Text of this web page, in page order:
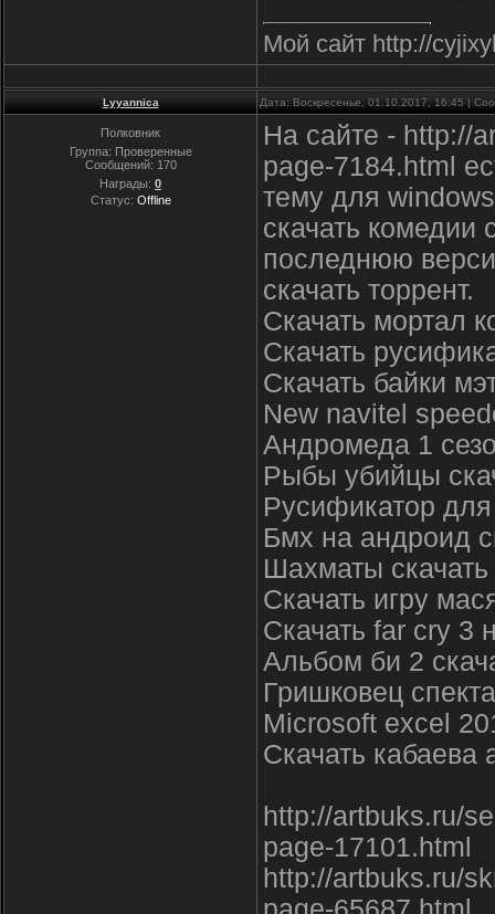
Мой сайт http://
Lyyannica Дата: Воскресенье, 01.10.2017, 16:45 |
Полковник
Группа: Проверенные
Сообщений: 170
Награды: 0
Статус: Offline
На сайте - http://
page-7184.html
тему для
скачать комедии
последнюю
скачать торрент.
Скачать мортал
Скачать
Скачать байки
New navitel
Андромеда 1
Рыбы убийцы
Русификатор
Бмх на андроид
Шахматы
Скачать игру
Скачать far cry 3
Альбом би 2
Гришковец
Microsoft excel
Скачать кабаева
http://artbuks.ru/
page-17101.html
http://artbuks.ru/